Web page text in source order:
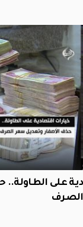
على الطاولة..